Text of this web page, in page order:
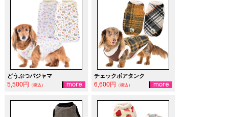
どうぶつパジャマ
5,500円 （税込）
チェックボアタンク
6,600円 （税込）